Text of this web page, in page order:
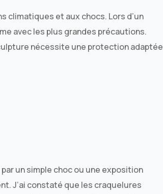
climatiques et aux chocs. Lors d’un
avec les plus grandes précautions.
nécessite une protection adaptée
un simple choc ou une exposition
J’ai constaté que les craquelures